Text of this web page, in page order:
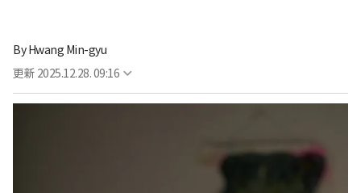
ByHwang Min-gyu
更新 2025.12.28. 09:16